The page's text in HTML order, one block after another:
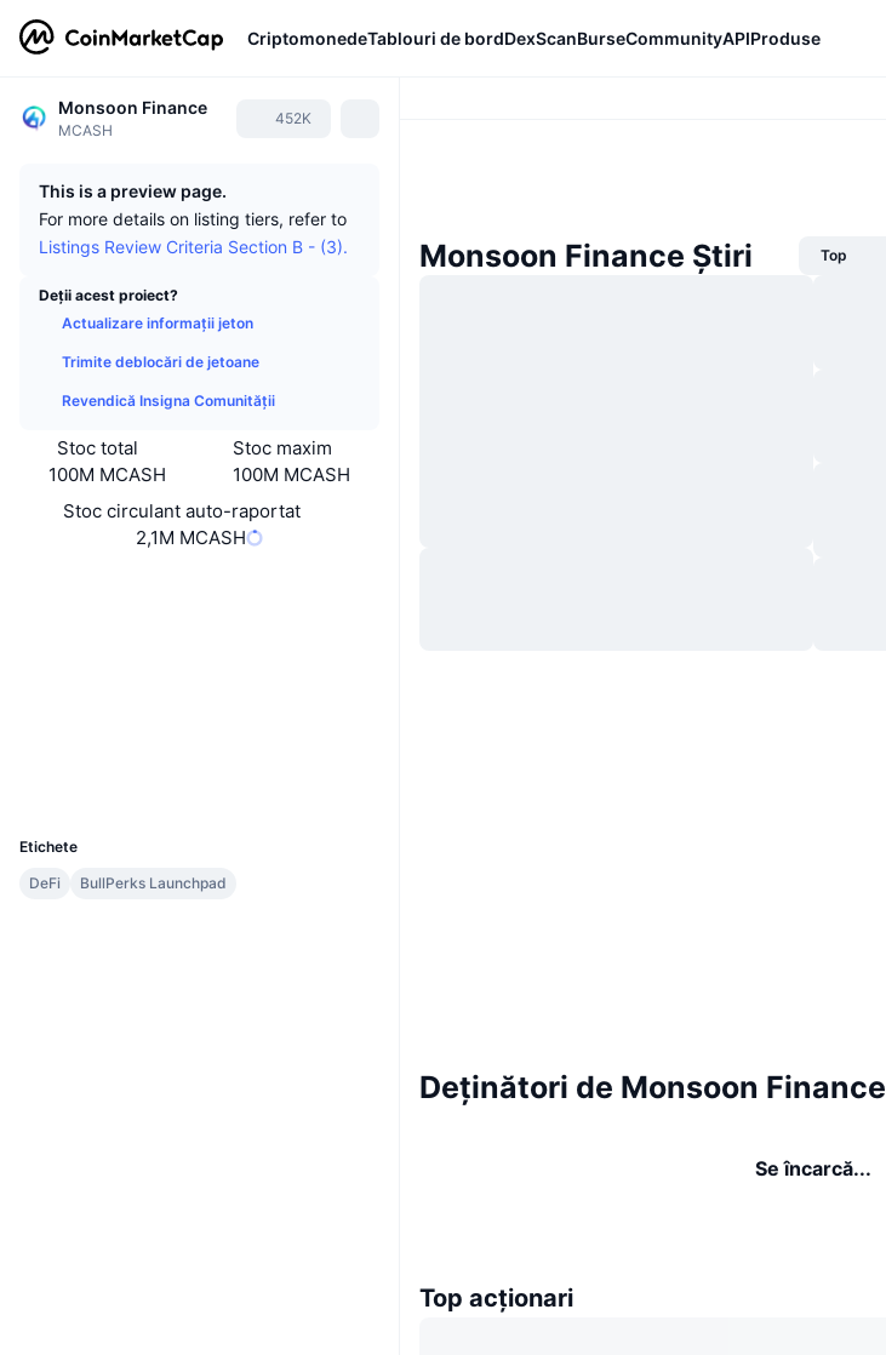
CriptomonedeTablouri de bordDexScanBurseCommunityAPIProduse
Monsoon Finance
MCASH
452K
This is a preview page.
For more details on listing tiers, refer to
Listings Review Criteria Section B - (3).
Deții acest proiect?
Actualizare informații jeton
Trimite deblocări de jetoane
Revendică Insigna Comunității
Stoc total
100M MCASH
Stoc maxim
100M MCASH
Stoc circulant auto-raportat
2,1M MCASH
Etichete
DeFi
BullPerks Launchpad
Monsoon Finance Știri Top
Deținători de Monsoon Finance
Se încarcă...
Top acționari